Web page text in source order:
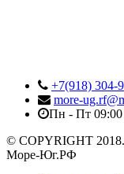
+7(918) 304-
more-
Пн - Пт 09:00
© COPYRIGHT
Море-Юг.РФ